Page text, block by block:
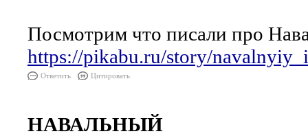
Посмотрим что писали про
https://pikabu.ru/story/
Ответить Цитировать
НАВАЛЬНЫЙ